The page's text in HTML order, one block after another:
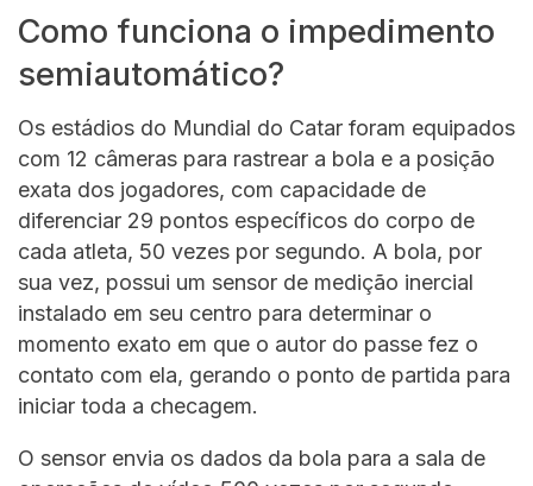
Como funciona o impedimento
semiautomático?
Os estádios do Mundial do Catar foram equipados
com 12 câmeras para rastrear a bola e a posição
exata dos jogadores, com capacidade de
diferenciar 29 pontos específicos do corpo de
cada atleta, 50 vezes por segundo. A bola, por
sua vez, possui um sensor de medição inercial
instalado em seu centro para determinar o
momento exato em que o autor do passe fez o
contato com ela, gerando o ponto de partida para
iniciar toda a checagem.
O sensor envia os dados da bola para a sala de